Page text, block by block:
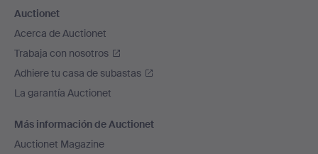
Auctionet
Acerca de Auctionet
Trabaja con nosotros
Adhiere tu casa de subastas
La garantía Auctionet
Más información de Auctionet
Auctionet Magazine